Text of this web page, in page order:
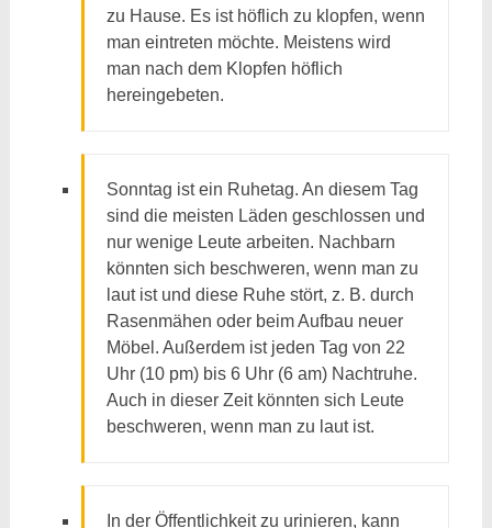
zu Hause. Es ist höflich zu klopfen, wenn
man eintreten möchte. Meistens wird
man nach dem Klopfen höflich
hereingebeten.
Sonntag ist ein Ruhetag. An diesem Tag
sind die meisten Läden geschlossen und
nur wenige Leute arbeiten. Nachbarn
könnten sich beschweren, wenn man zu
laut ist und diese Ruhe stört, z. B. durch
Rasenmähen oder beim Aufbau neuer
Möbel. Außerdem ist jeden Tag von 22
Uhr (10 pm) bis 6 Uhr (6 am) Nachtruhe.
Auch in dieser Zeit könnten sich Leute
beschweren, wenn man zu laut ist.
In der Öffentlichkeit zu urinieren, kann